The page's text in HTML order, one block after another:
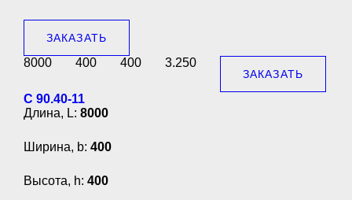
ЗАКАЗАТЬ
8000 400 400 3.250
ЗАКАЗАТЬ
С 90.40-11
Длина, L: 8000
Ширина, b: 400
Высота, h: 400